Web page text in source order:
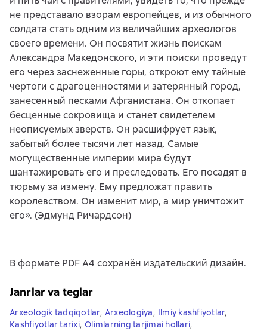
не представало взорам европейцев, и из обычного
солдата стать одним из величайших археологов
своего времени. Он посвятит жизнь поискам
Александра Македонского, и эти поиски проведут
его через заснеженные горы, откроют ему тайные
чертоги с драгоценностями и затерянный город,
занесенный песками Афганистана. Он откопает
бесценные сокровища и станет свидетелем
неописуемых зверств. Он расшифрует язык,
забытый более тысячи лет назад. Самые
могущественные империи мира будут
шантажировать его и преследовать. Его посадят в
тюрьму за измену. Ему предложат править
королевством. Он изменит мир, а мир уничтожит
его». (Эдмунд Ричардсон)
В формате PDF A4 сохранён издательский дизайн.
Janrlar va teglar
Arxeologik tadqiqotlar, Arxeologiya, Ilmiy kashfiyotlar,
Kashfiyotlar tarixi, Olimlarning tarjimai hollari,